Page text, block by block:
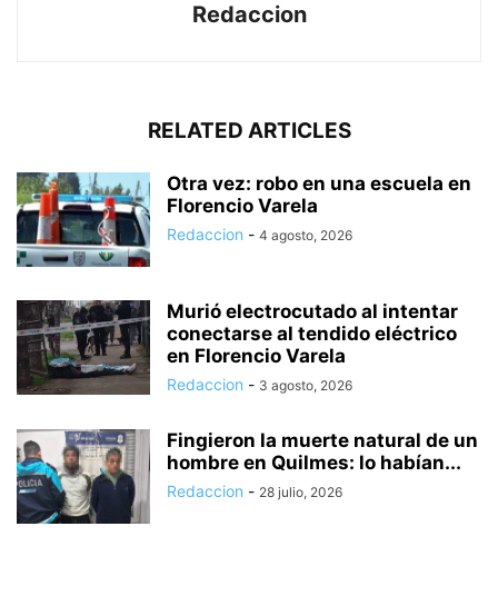
Redaccion
RELATED ARTICLES
Otra vez: robo en una escuela en
Florencio Varela
Redaccion - 4 agosto, 2026
Murió electrocutado al intentar
conectarse al tendido eléctrico
en Florencio Varela
Redaccion - 3 agosto, 2026
Fingieron la muerte natural de un
hombre en Quilmes: lo habían...
Redaccion - 28 julio, 2026